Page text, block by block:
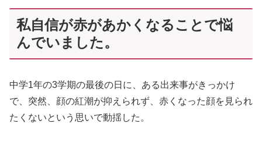
私自信が赤があかくなることで悩
んでいました。
中学1年の3学期の最後の日に、ある出来事がきっかけ
で、突然、顔の紅潮が抑えられず、赤くなった顔を見られ
たくないという思いで動揺した。